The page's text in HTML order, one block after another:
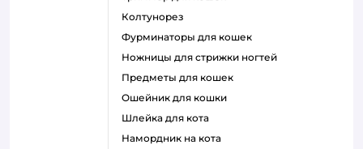
колтунорез
фурминаторы для кошек
ножницы для стрижки ногтей
предметы для кошек
ошейник для кошки
шлейка для кота
намордник на кота